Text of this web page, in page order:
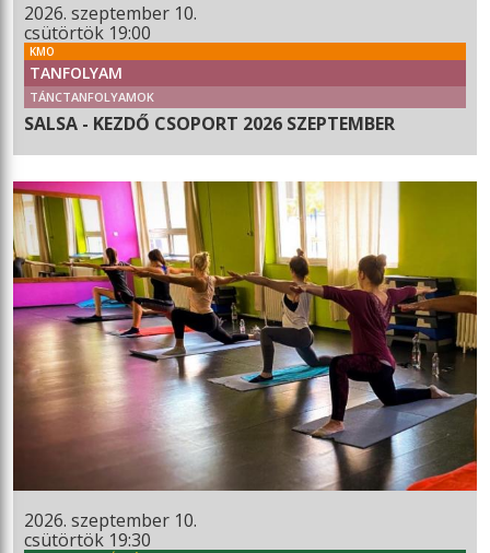
2026. szeptember 10.
csütörtök 19:00
KMO
TANFOLYAM
TÁNCTANFOLYAMOK
SALSA - KEZDŐ CSOPORT 2026 SZEPTEMBER
2026. szeptember 10.
csütörtök 19:30